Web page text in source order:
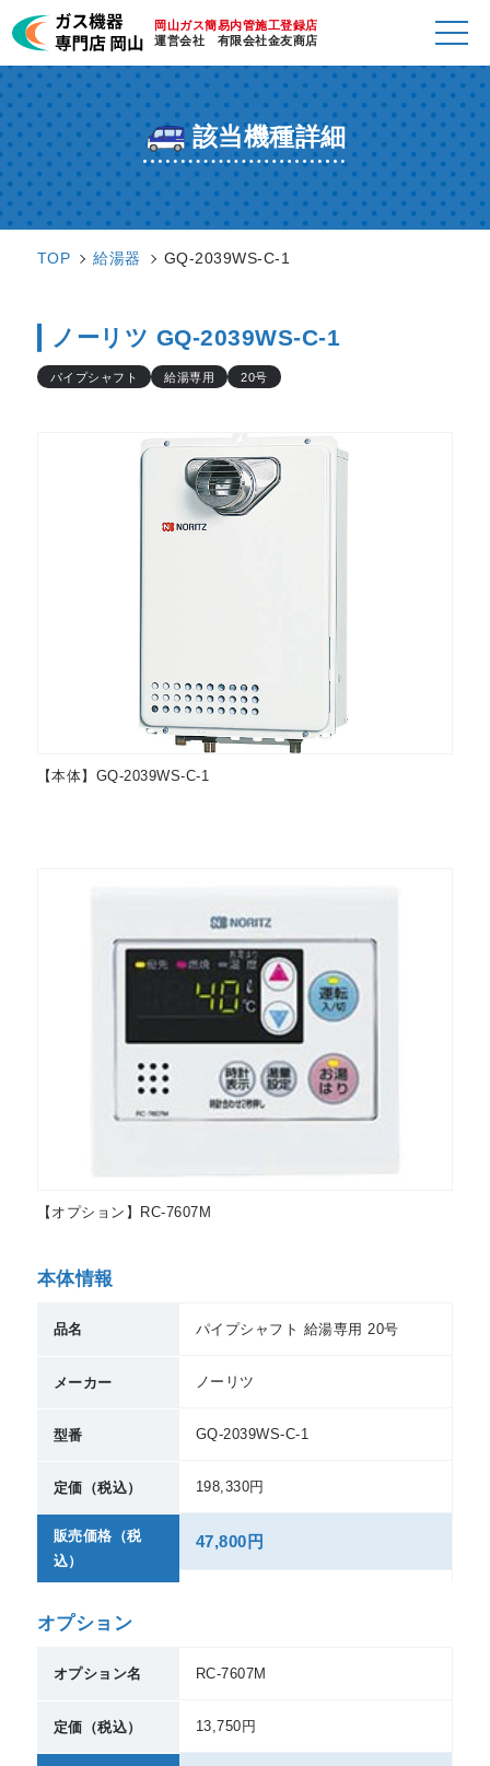
岡山ガス簡易内管施工登録店
運営会社 有限会社金友商店
該当機種詳細
TOP 給湯器 GQ-2039WS-C-1
ノーリツ GQ-2039WS-C-1
パイプシャフト 給湯専用 20号
【本体】GQ-2039WS-C-1
【オプション】RC-7607M
本体情報
品名 パイプシャフト 給湯専用 20号
メーカー ノーリツ
型番 GQ-2039WS-C-1
定価（税込） 198,330円
販売価格（税
込）
47,800円
オプション
オプション名 RC-7607M
定価（税込） 13,750円